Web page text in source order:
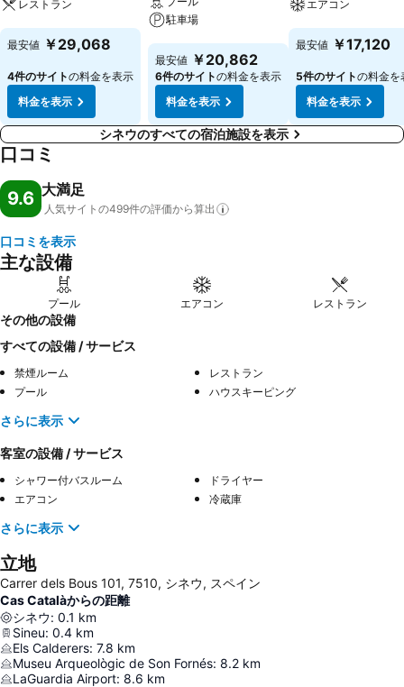
レストラン
料金を表示
最安値 ￥29,068
4件のサイトの料金を表示
料金を表示
駐車場
料金を表示
最安値 ￥20,862
6件のサイトの料金を表示
料金を表示
エアコン
料金を表示
最安値 ￥17,120
5件のサイトの料金を
料金を表示
シネウのすべての宿泊施設を表示
口コミ
9.6 大満足
人気サイトの499件の評価から算出
口コミを表示
主な設備
プール エアコン レストラン
その他の設備
すべての設備 / サービス
禁煙ルーム
レストラン
プール
ハウスキーピング
さらに表示
客室の設備 / サービス
シャワー付バスルーム
ドライヤー
エアコン
冷蔵庫
さらに表示
立地
Carrer dels Bous 101, 7510, シネウ, スペイン
Cas Catalàからの距離
シネウ: 0.1 km
Sineu: 0.4 km
Els Calderers: 7.8 km
Museu Arqueològic de Son Fornés: 8.2 km
LaGuardia Airport: 8.6 km